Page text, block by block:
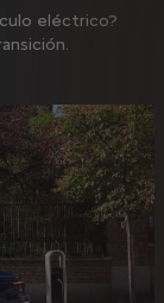
eléctrico?